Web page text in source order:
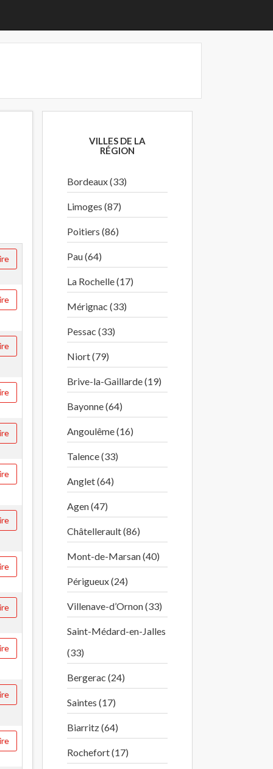
VILLES DE LA
RÉGION
Bordeaux (33)
Limoges (87)
Poitiers (86)
Pau (64)
La Rochelle (17)
Mérignac (33)
Pessac (33)
Niort (79)
Brive-la-Gaillarde (19)
Bayonne (64)
Angoulême (16)
Talence (33)
Anglet (64)
Agen (47)
Châtellerault (86)
Mont-de-Marsan (40)
Périgueux (24)
Villenave-d’Ornon (33)
Saint-Médard-en-Jalles
(33)
Bergerac (24)
Saintes (17)
Biarritz (64)
Rochefort (17)